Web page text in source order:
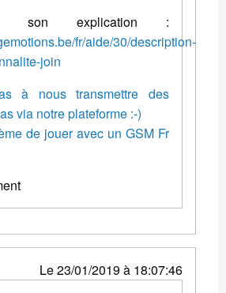
son explication :
fr/aide/30/description-
join
à nous transmettre des
via notre plateforme :-)
de jouer avec un GSM Fr
Le 23/01/2019 à 18:07:46